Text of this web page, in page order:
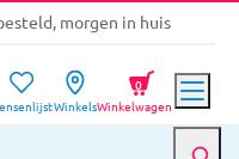
morgen in huis
garantie
vanaf €39,-
WinkelsWinkelwagen
0